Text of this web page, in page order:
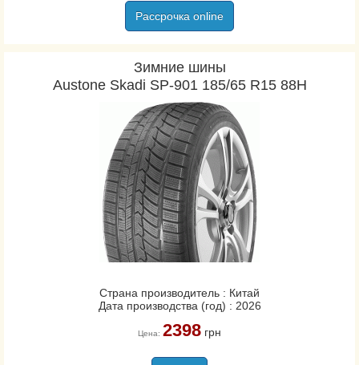
Рассрочка online
Зимние шины
Austone Skadi SP-901 185/65 R15 88H
Страна производитель : Китай
Дата производства (год) : 2026
Цена: 2398грн